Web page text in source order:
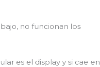
no funcionan los
es el display y si cae en